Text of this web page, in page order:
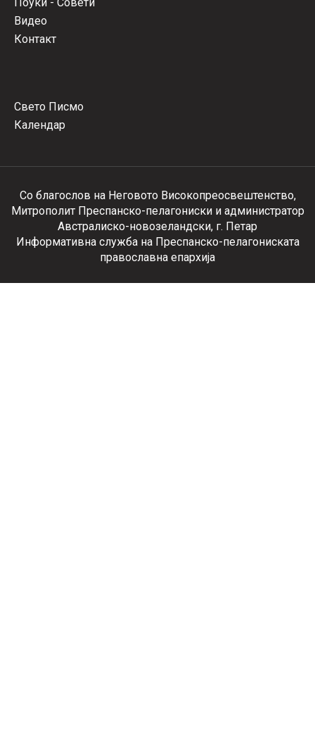
Видео
Контакт
Свето Писмо
Календар
Со благослов на Неговото Високопреосвештенство,
Митрополит Преспанско-пелагониски и администратор
Австралиско-новозеландски, г. Петар
Информативна служба на Преспанско-пелагониската
православна епархија